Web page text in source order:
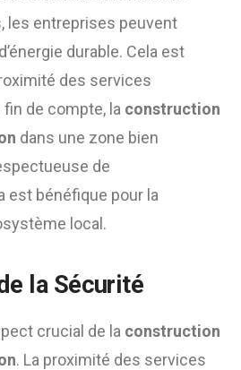
les entreprises peuvent
durable. Cela est
des services
fin de compte, la construction
dans une zone bien
de
est bénéfique pour la
local.
la Sécurité
crucial de la construction
. La proximité des services